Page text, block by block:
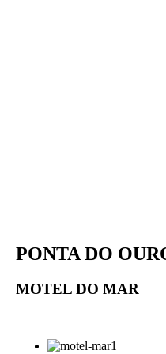
PONTA DO
MOTEL DO MAR